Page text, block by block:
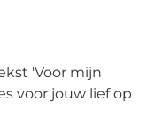
'Voor mijn
voor jouw lief op